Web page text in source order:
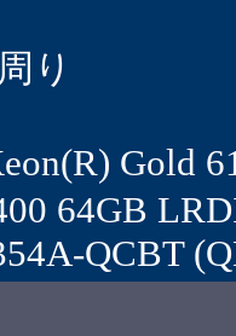
り
Gold
64GB
QCBT